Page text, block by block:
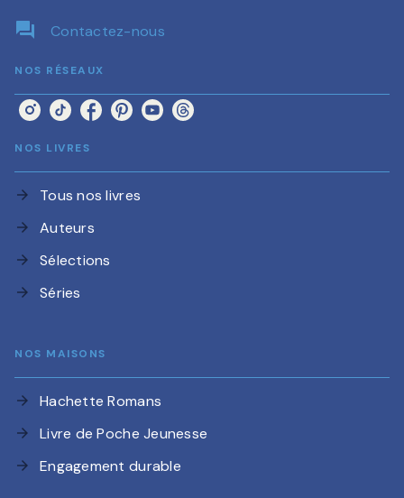
question_answer Contactez-nous
NOS RÉSEAUX
NOS LIVRES
arrow_forward Tous nos livres
arrow_forward Auteurs
arrow_forward Sélections
arrow_forward Séries
NOS MAISONS
arrow_forward Hachette Romans
arrow_forward Livre de Poche Jeunesse
arrow_forward Engagement durable